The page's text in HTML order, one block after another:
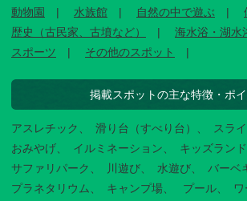
動物園
水族館 自然の中で遊ぶ
歴史（古民家、古墳など）
海水浴・湖水
スポーツ
その他のスポット
掲載スポットの主な特徴・ポ
アスレチック 滑り台（すべり台） スラ
おみやげ
イルミネーション キッズランド
サファリパーク
川遊び 水遊び
バーベ
プラネタリウム
キャンプ場 プール